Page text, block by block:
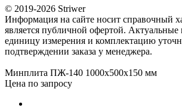
© 2019-2026 Striwer
Информация на сайте носит справочный
является публичной офертой.
единицу измерения и комплектацию
подтверждении заказа у менеджера.
Минплита ПЖ-140 1000х500х150 мм
Цена по запросу